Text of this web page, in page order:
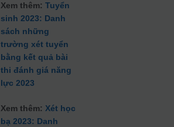
Xem thêm:Tuyển
sinh 2023: Danh
sách những
trường xét tuyển
bằng kết quả bài
thi đánh giá năng
lực 2023
Xem thêm:Xét học
bạ 2023: Danh